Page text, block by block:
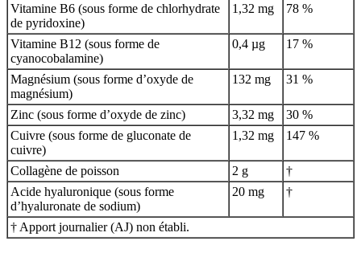
Vitamine B6 (sous forme de chlorhydrate
de pyridoxine)
1,32 mg 78 %
Vitamine B12 (sous forme de
cyanocobalamine)
0,4 µg 17 %
Magnésium (sous forme d’oxyde de
magnésium)
132 mg 31 %
Zinc (sous forme d’oxyde de zinc) 3,32 mg
30 %
Cuivre (sous forme de gluconate de
cuivre)
1,32 mg 147 %
Collagène de poisson 2 g
†
Acide hyaluronique (sous forme
d’hyaluronate de sodium)
20 mg †
† Apport journalier (AJ) non établi.